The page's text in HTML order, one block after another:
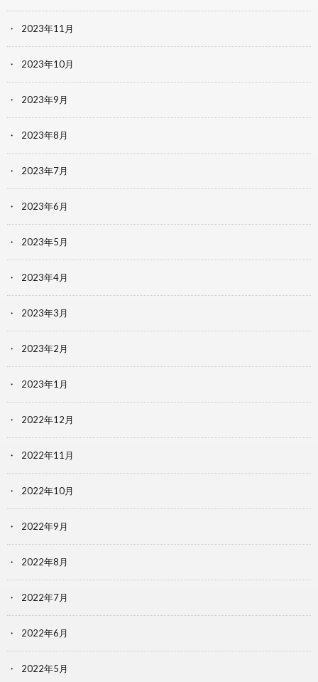
2023年11月
2023年10月
2023年9月
2023年8月
2023年7月
2023年6月
2023年5月
2023年4月
2023年3月
2023年2月
2023年1月
2022年12月
2022年11月
2022年10月
2022年9月
2022年8月
2022年7月
2022年6月
2022年5月